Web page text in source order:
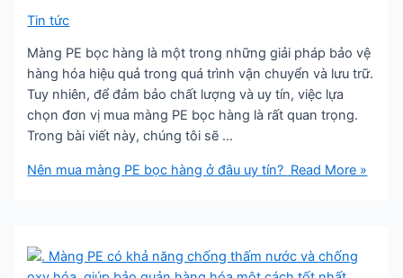
Tin tức
Màng PE bọc hàng là một trong những giải pháp bảo vệ
hàng hóa hiệu quả trong quá trình vận chuyển và lưu trữ.
Tuy nhiên, để đảm bảo chất lượng và uy tín, việc lựa
chọn đơn vị mua màng PE bọc hàng là rất quan trọng.
Trong bài viết này, chúng tôi sẽ …
Nên mua màng PE bọc hàng ở đâu uy tín? Read More »